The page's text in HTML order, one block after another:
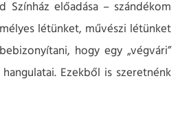
előadása – szándékom
létünket, művészi létünket
hogy egy „végvári”
Ezekből is szeretnénk